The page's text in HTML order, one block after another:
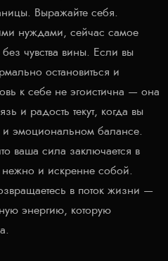
Выражайте себя.
нуждами, сейчас самое
чувства вины. Если вы
остановиться и
к себе не эгоистична — она
и радость текут, когда вы
эмоциональном балансе.
ваша сила заключается в
и искренне собой.
в поток жизни —
энергию, которую